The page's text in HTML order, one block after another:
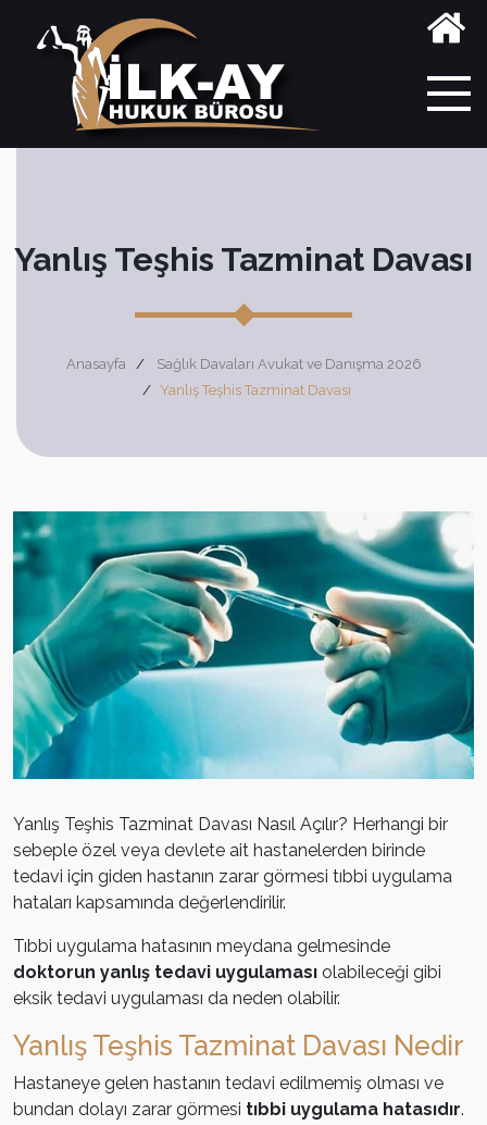
Yanlış Teşhis Tazminat Davası
Anasayfa
Sağlık Davaları Avukat ve Danışma 2026
Yanlış Teşhis Tazminat Davası
Yanlış Teşhis Tazminat Davası Nasıl Açılır? Herhangi bir
sebeple özel veya devlete ait hastanelerden birinde
tedavi için giden hastanın zarar görmesi tıbbi uygulama
hataları kapsamında değerlendirilir.
Tıbbi uygulama hatasının meydana gelmesinde
doktorun yanlış tedavi uygulaması olabileceği gibi
eksik tedavi uygulaması da neden olabilir.
Yanlış Teşhis Tazminat Davası Nedir
Hastaneye gelen hastanın tedavi edilmemiş olması ve
bundan dolayı zarar görmesi tıbbi uygulama hatasıdır.